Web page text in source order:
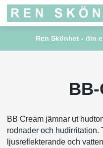
Ren Skönhet - din
BB Cream jämnar ut
rodnader och hudirritation.
ljusreflekterande och